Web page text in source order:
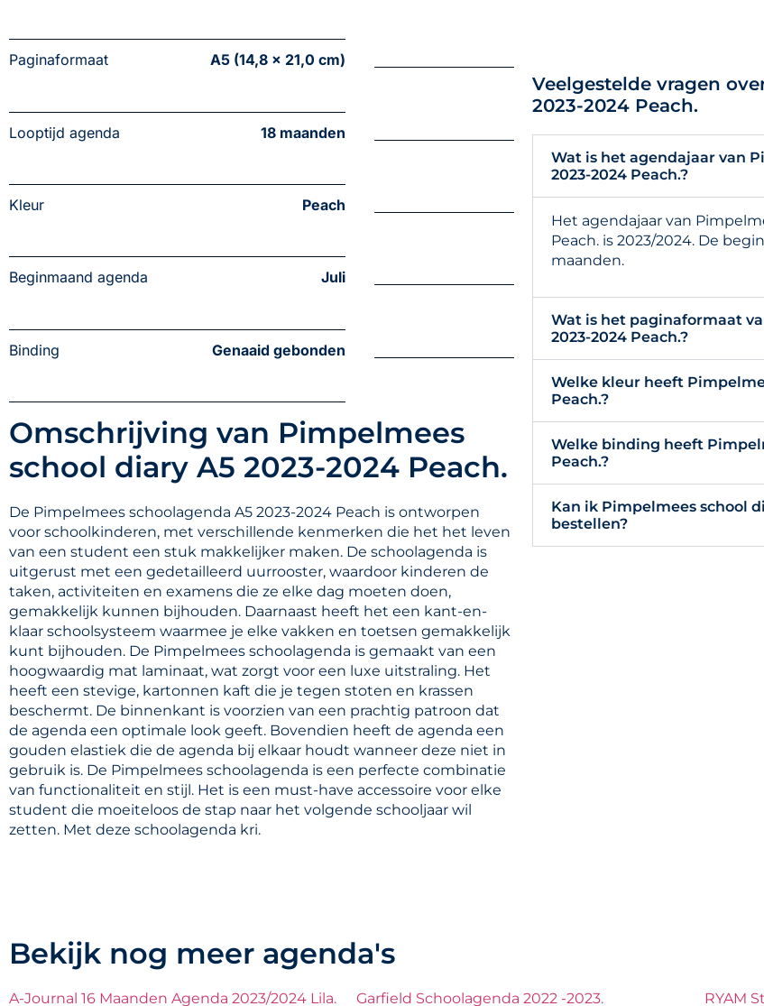
Paginaformaat A5 (14,8 x 21,0 cm)
Looptijd agenda 18 maanden
Kleur Peach
Beginmaand agenda Juli
Binding Genaaid gebonden
Omschrijving van Pimpelmees
school diary A5 2023-2024 Peach.
De Pimpelmees schoolagenda A5 2023-2024 Peach is ontworpen
voor schoolkinderen, met verschillende kenmerken die het het leven
van een student een stuk makkelijker maken. De schoolagenda is
uitgerust met een gedetailleerd uurrooster, waardoor kinderen de
taken, activiteiten en examens die ze elke dag moeten doen,
gemakkelijk kunnen bijhouden. Daarnaast heeft het een kant-en-
klaar schoolsysteem waarmee je elke vakken en toetsen gemakkelijk
kunt bijhouden. De Pimpelmees schoolagenda is gemaakt van een
hoogwaardig mat laminaat, wat zorgt voor een luxe uitstraling. Het
heeft een stevige, kartonnen kaft die je tegen stoten en krassen
beschermt. De binnenkant is voorzien van een prachtig patroon dat
de agenda een optimale look geeft. Bovendien heeft de agenda een
gouden elastiek die de agenda bij elkaar houdt wanneer deze niet in
gebruik is. De Pimpelmees schoolagenda is een perfecte combinatie
van functionaliteit en stijl. Het is een must-have accessoire voor elke
student die moeiteloos de stap naar het volgende schooljaar wil
zetten. Met deze schoolagenda kri.
Veelgestelde vragen
2023-2024 Peach.
Wat is het agendajaar van
2023-2024 Peach.?
Het agendajaar van
Peach. is 2023/2024. De
maanden.
Wat is het paginaformaat
2023-2024 Peach.?
Welke kleur heeft
Peach.?
Welke binding heeft
Peach.?
Kan ik Pimpelmees school
bestellen?
Bekijk nog meer agenda's
A-Journal 16 Maanden Agenda 2023/2024 Lila.
Garfield Schoolagenda 2022 -2023.
RYAM